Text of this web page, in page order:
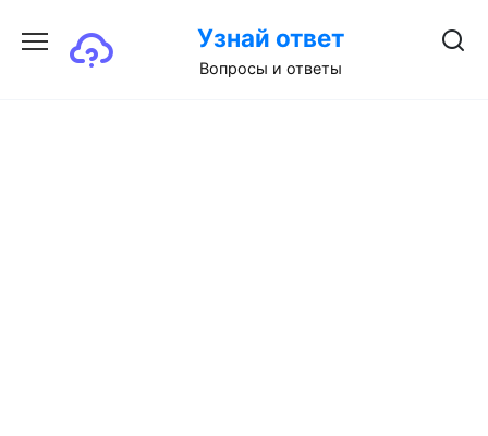
содержанию
Узнай ответ
Вопросы и ответы